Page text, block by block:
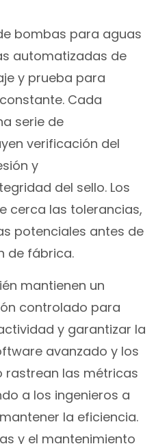
bombas para aguas
automatizadas de
y prueba para
Cada
serie de
verificación del
y
del sello. Los
cerca las tolerancias,
potenciales antes de
de fábrica.
mantienen un
controlado para
y garantizar la
avanzado y los
rastrean las métricas
a los ingenieros a
la eficiencia.
y el mantenimiento